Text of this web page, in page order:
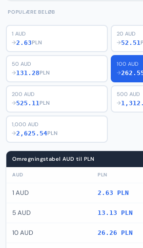
POPULÆRE BELØB
1 AUD
→2.63PLN
20 AUD
→52.51
50 AUD
→131.28PLN
100 AUD
→
200 AUD
→525.11PLN
500 AUD
→
1,000 AUD
→2,625.54PLN
Omregningstabel AUD til PLN
AUD PLN
1 AUD 2.63 PLN
5 AUD 13.13 PLN
10 AUD 26.26 PLN